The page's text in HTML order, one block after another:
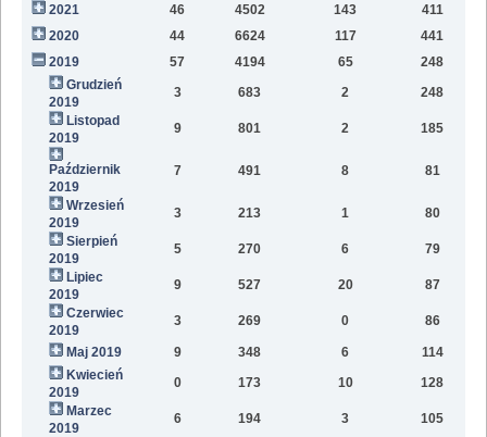
2021
46 4502 143 411
2020
44 6624 117 441
2019
57 4194 65 248
Grudzień
2019
3 683 2 248
Listopad
2019
9 801 2 185
Październik
2019
7 491 8 81
Wrzesień
2019
3 213 1 80
Sierpień
2019
5 270 6 79
Lipiec
2019
9 527 20 87
Czerwiec
2019
3 269 0 86
Maj 2019 9 348 6 114
Kwiecień
2019
0 173 10 128
Marzec
2019
6 194 3 105